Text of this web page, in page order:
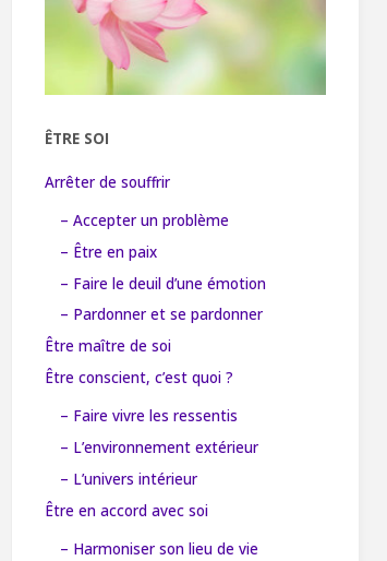
ÊTRE SOI
Arrêter de souffrir
– Accepter un problème
– Être en paix
– Faire le deuil d’une émotion
– Pardonner et se pardonner
Être maître de soi
Être conscient, c’est quoi ?
– Faire vivre les ressentis
– L’environnement extérieur
– L’univers intérieur
Être en accord avec soi
– Harmoniser son lieu de vie